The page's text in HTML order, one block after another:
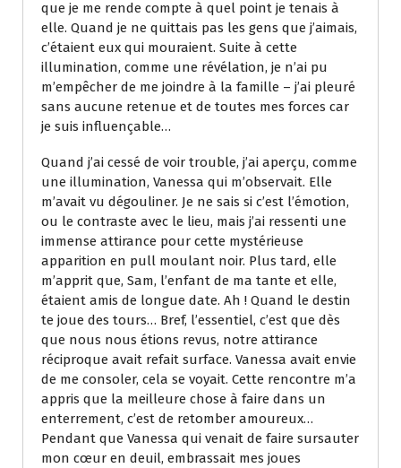
que je me rende compte à quel point je tenais à
elle. Quand je ne quittais pas les gens que j’aimais,
c’étaient eux qui mouraient. Suite à cette
illumination, comme une révélation, je n’ai pu
m’empêcher de me joindre à la famille – j’ai pleuré
sans aucune retenue et de toutes mes forces car
je suis influençable…
Quand j’ai cessé de voir trouble, j’ai aperçu, comme
une illumination, Vanessa qui m’observait. Elle
m’avait vu dégouliner. Je ne sais si c’est l’émotion,
ou le contraste avec le lieu, mais j’ai ressenti une
immense attirance pour cette mystérieuse
apparition en pull moulant noir. Plus tard, elle
m’apprit que, Sam, l’enfant de ma tante et elle,
étaient amis de longue date. Ah ! Quand le destin
te joue des tours… Bref, l’essentiel, c’est que dès
que nous nous étions revus, notre attirance
réciproque avait refait surface. Vanessa avait envie
de me consoler, cela se voyait. Cette rencontre m’a
appris que la meilleure chose à faire dans un
enterrement, c’est de retomber amoureux…
Pendant que Vanessa qui venait de faire sursauter
mon cœur en deuil, embrassait mes joues